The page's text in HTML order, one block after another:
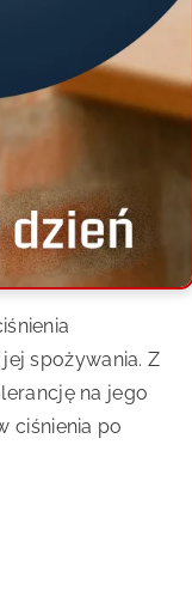
spożywania. Z
na jego
ciśnienia po